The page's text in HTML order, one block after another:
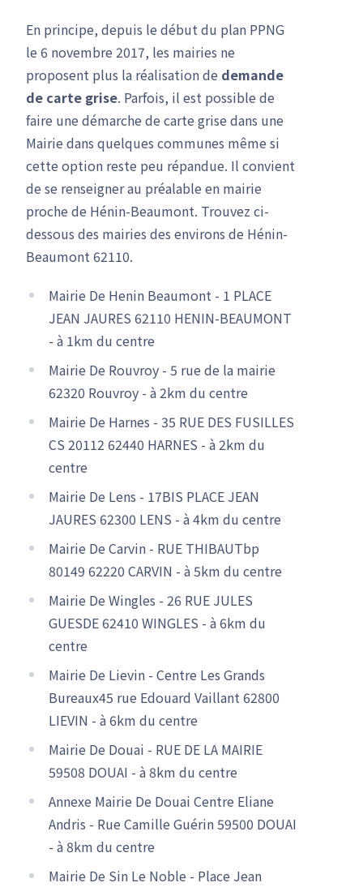
En principe, depuis le début du plan PPNG
le 6 novembre 2017, les mairies ne
proposent plus la réalisation de demande
de carte grise. Parfois, il est possible de
faire une démarche de carte grise dans une
Mairie dans quelques communes même si
cette option reste peu répandue. Il convient
de se renseigner au préalable en mairie
proche de Hénin-Beaumont. Trouvez ci-
dessous des mairies des environs de Hénin-
Beaumont 62110.
Mairie De Henin Beaumont - 1 PLACE
JEAN JAURES 62110 HENIN-BEAUMONT
- à 1km du centre
Mairie De Rouvroy - 5 rue de la mairie
62320 Rouvroy - à 2km du centre
Mairie De Harnes - 35 RUE DES FUSILLES
CS 20112 62440 HARNES - à 2km du
centre
Mairie De Lens - 17BIS PLACE JEAN
JAURES 62300 LENS - à 4km du centre
Mairie De Carvin - RUE THIBAUTbp
80149 62220 CARVIN - à 5km du centre
Mairie De Wingles - 26 RUE JULES
GUESDE 62410 WINGLES - à 6km du
centre
Mairie De Lievin - Centre Les Grands
Bureaux45 rue Edouard Vaillant 62800
LIEVIN - à 6km du centre
Mairie De Douai - RUE DE LA MAIRIE
59508 DOUAI - à 8km du centre
Annexe Mairie De Douai Centre Eliane
Andris - Rue Camille Guérin 59500 DOUAI
- à 8km du centre
Mairie De Sin Le Noble - Place Jean